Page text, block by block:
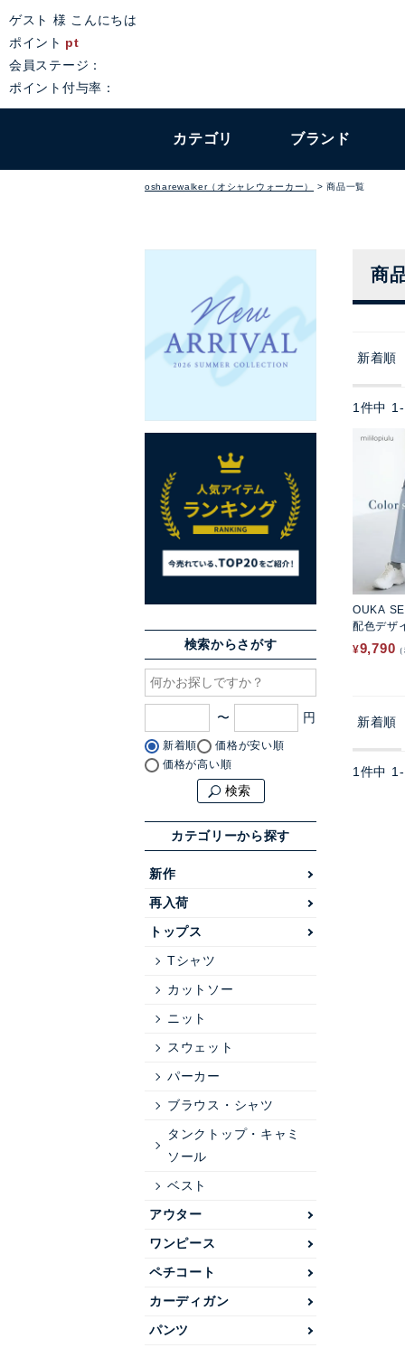
ゲスト 様 こんにちは
ポイント pt
会員ステージ：
ポイント付与率：
カテゴリ ブランド
osharewalker（オシャレウォーカー） 商品一覧
検索からさがす
〜
新着順
価格が安い順
価格が高い順
検索
カテゴリーから探す
新作
再入荷
トップス
Tシャツ
カットソー
ニット
スウェット
パーカー
ブラウス・シャツ
タンクトップ・キャミ
ソール
ベスト
アウター
ワンピース
ペチコート
カーディガン
パンツ
商
新着順
1 件中 1 -
OUKA
配色デザ
¥9,790
新着順
1 件中 1 -